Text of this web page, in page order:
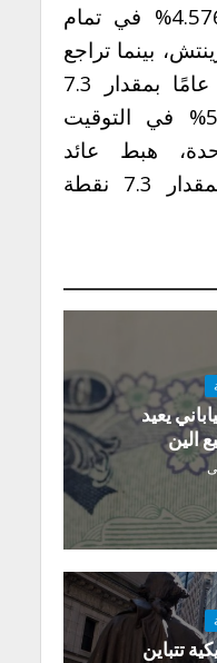
9.3 نقطة أساس إلى 4.576% في تمام
غرينتش، بينما تراجع
عائد السندات لأجل 30 عامًا بمقدار 7.3
نقطة أساس إلى 5.109% في التوقيت
هبط عائد
السندات لأجل عامين بمقدار 7.3 نقطة
يعيد
الين
تتباين